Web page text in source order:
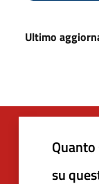
Ultimo
su